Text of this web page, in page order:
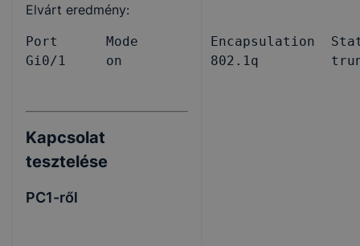
Elvárt eredmény:
Port      Mode         Encapsulation
Gi0/1     on           802.1q
Kapcsolat
tesztelése
PC1-ről